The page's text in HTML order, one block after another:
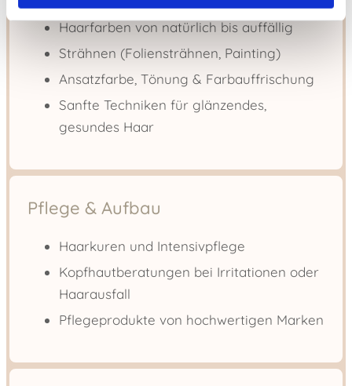
Haarfarben von natürlich bis auffällig
Strähnen (Foliensträhnen, Painting)
Ansatzfarbe, Tönung & Farbauffrischung
Sanfte Techniken für glänzendes,
gesundes Haar
Pflege & Aufbau
Haarkuren und Intensivpflege
Kopfhautberatungen bei Irritationen oder
Haarausfall
Pflegeprodukte von hochwertigen Marken